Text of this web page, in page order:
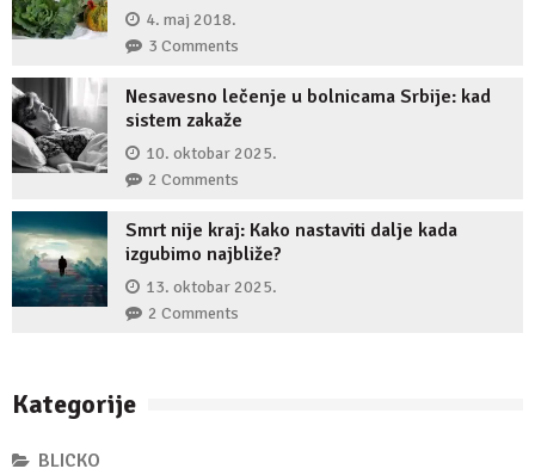
4. maj 2018.
3 Comments
Nesavesno lečenje u bolnicama Srbije: kad
sistem zakaže
10. oktobar 2025.
2 Comments
Smrt nije kraj: Kako nastaviti dalje kada
izgubimo najbliže?
13. oktobar 2025.
2 Comments
Kategorije
BLICKO